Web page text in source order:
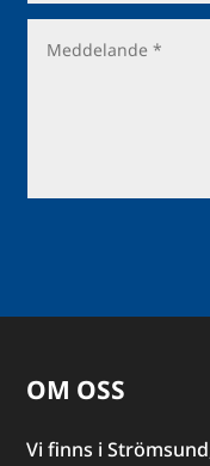
OM OSS
Vi finns i